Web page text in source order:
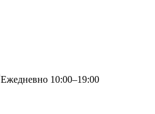
Ежедневно 10:00–19:00